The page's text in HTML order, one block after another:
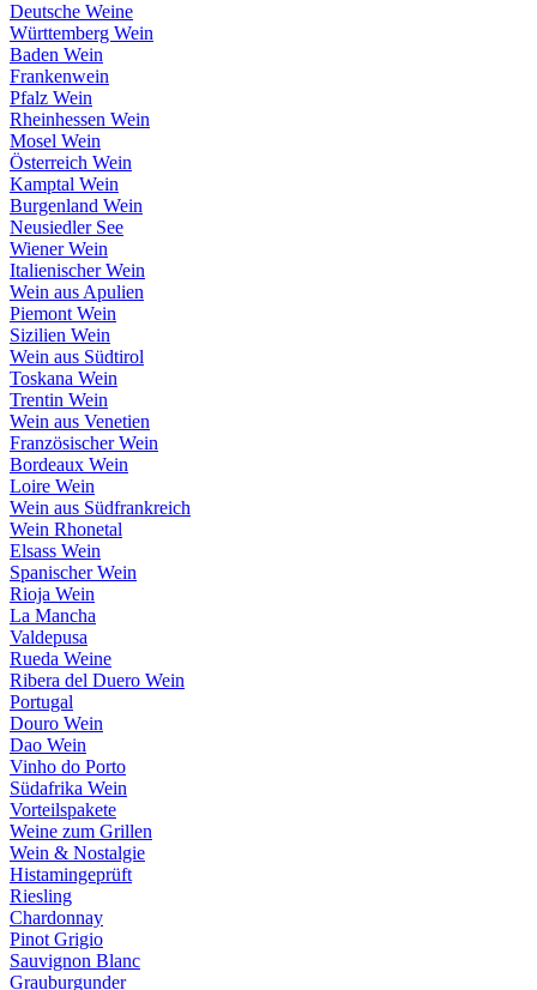
Deutsche Weine
Württemberg Wein
Baden Wein
Frankenwein
Pfalz Wein
Rheinhessen Wein
Mosel Wein
Österreich Wein
Kamptal Wein
Burgenland Wein
Neusiedler See
Wiener Wein
Italienischer Wein
Wein aus Apulien
Piemont Wein
Sizilien Wein
Wein aus Südtirol
Toskana Wein
Trentin Wein
Wein aus Venetien
Französischer Wein
Bordeaux Wein
Loire Wein
Wein aus Südfrankreich
Wein Rhonetal
Elsass Wein
Spanischer Wein
Rioja Wein
La Mancha
Valdepusa
Rueda Weine
Ribera del Duero Wein
Portugal
Douro Wein
Dao Wein
Vinho do Porto
Südafrika Wein
Vorteilspakete
Weine zum Grillen
Wein & Nostalgie
Histamingeprüft
Riesling
Chardonnay
Pinot Grigio
Sauvignon Blanc
Grauburgunder